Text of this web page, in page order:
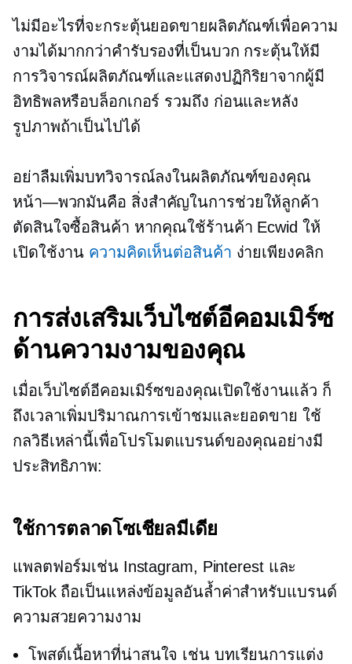
ไม่มีอะไรที่จะกระตุ้นยอดขายผลิตภัณฑ์เพื่อความ
งามได้มากกว่าคำรับรองที่เป็นบวก กระตุ้นให้มี
การวิจารณ์ผลิตภัณฑ์และแสดงปฏิกิริยาจากผู้มี
อิทธิพลหรือบล็อกเกอร์ รวมถึง ก่อนและหลัง
รูปภาพถ้าเป็นไปได้
อย่าลืมเพิ่มบทวิจารณ์ลงในผลิตภัณฑ์ของคุณ
หน้า—พวกมันคือ สิ่งสำคัญในการช่วยให้ลูกค้า
ตัดสินใจซื้อสินค้า หากคุณใช้ร้านค้า Ecwid ให้
เปิดใช้งาน ความคิดเห็นต่อสินค้า ง่ายเพียงคลิก
การส่งเสริมเว็บไซต์อีคอมเมิร์ซ
ด้านความงามของคุณ
เมื่อเว็บไซต์อีคอมเมิร์ซของคุณเปิดใช้งานแล้ว ก็
ถึงเวลาเพิ่มปริมาณการเข้าชมและยอดขาย ใช้
กลวิธีเหล่านี้เพื่อโปรโมตแบรนด์ของคุณอย่างมี
ประสิทธิภาพ:
ใช้การตลาดโซเชียลมีเดีย
แพลตฟอร์มเช่น Instagram, Pinterest และ
TikTok ถือเป็นแหล่งข้อมูลอันล้ำค่าสำหรับแบรนด์
ความสวยความงาม
โพสต์เนื้อหาที่น่าสนใจ เช่น บทเรียนการแต่ง